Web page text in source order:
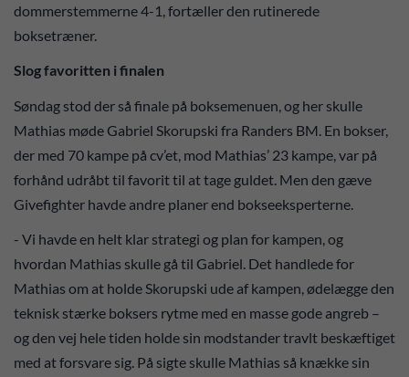
dommerstemmerne 4-1, fortæller den rutinerede
boksetræner.
Slog favoritten i finalen
Søndag stod der så finale på boksemenuen, og her skulle
Mathias møde Gabriel Skorupski fra Randers BM. En bokser,
der med 70 kampe på cv’et, mod Mathias’ 23 kampe, var på
forhånd udråbt til favorit til at tage guldet. Men den gæve
Givefighter havde andre planer end bokseeksperterne.
- Vi havde en helt klar strategi og plan for kampen, og
hvordan Mathias skulle gå til Gabriel. Det handlede for
Mathias om at holde Skorupski ude af kampen, ødelægge den
teknisk stærke boksers rytme med en masse gode angreb –
og den vej hele tiden holde sin modstander travlt beskæftiget
med at forsvare sig. På sigte skulle Mathias så knække sin